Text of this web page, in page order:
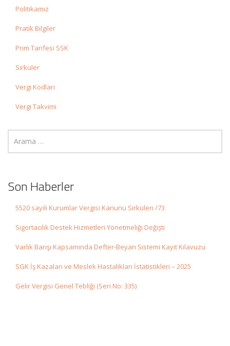
Politikamız
Pratik Bilgiler
Prim Tarifesi SSK
Sirküler
Vergi Kodları
Vergi Takvimi
Son Haberler
5520 sayılı Kurumlar Vergisi Kanunu Sirküleri /73
Sigortacılık Destek Hizmetleri Yönetmeliği Değişti
Varlık Barışı Kapsamında Defter-Beyan Sistemi Kayıt Kılavuzu
SGK İş Kazaları ve Meslek Hastalıkları İstatistikleri – 2025
Gelir Vergisi Genel Tebliği (Seri No: 335)